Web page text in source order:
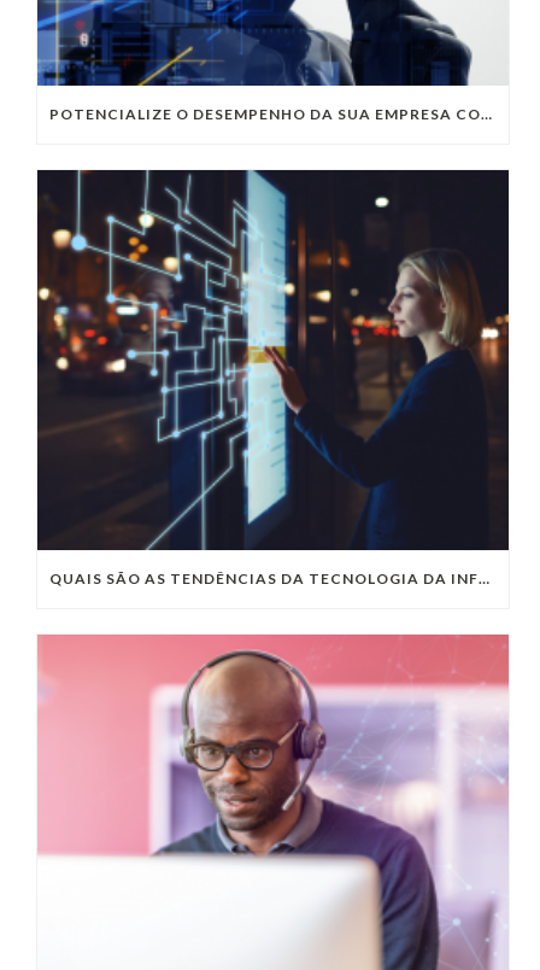
POTENCIALIZE O DESEMPENHO DA SUA EMPRESA COM OS SERVIÇOS DE TI DA VIVO VITA
QUAIS SÃO AS TENDÊNCIAS DA TECNOLOGIA DA INFORMAÇÃO PARA 2023?